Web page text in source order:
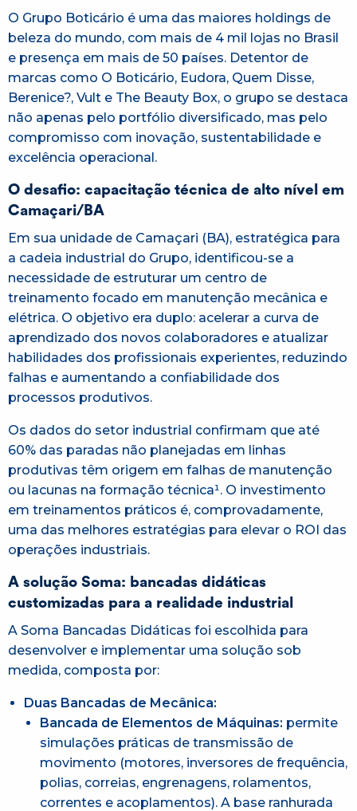
O Grupo Boticário é uma das maiores holdings de
beleza do mundo, com mais de 4 mil lojas no Brasil
e presença em mais de 50 países. Detentor de
marcas como O Boticário, Eudora, Quem Disse,
Berenice?, Vult e The Beauty Box, o grupo se destaca
não apenas pelo portfólio diversificado, mas pelo
compromisso com inovação, sustentabilidade e
excelência operacional.
O desafio: capacitação técnica de alto nível em
Camaçari/BA
Em sua unidade de Camaçari (BA), estratégica para
a cadeia industrial do Grupo, identificou-se a
necessidade de estruturar um centro de
treinamento focado em manutenção mecânica e
elétrica. O objetivo era duplo: acelerar a curva de
aprendizado dos novos colaboradores e atualizar
habilidades dos profissionais experientes, reduzindo
falhas e aumentando a confiabilidade dos
processos produtivos.
Os dados do setor industrial confirmam que até
60% das paradas não planejadas em linhas
produtivas têm origem em falhas de manutenção
ou lacunas na formação técnica¹. O investimento
em treinamentos práticos é, comprovadamente,
uma das melhores estratégias para elevar o ROI das
operações industriais.
A solução Soma: bancadas didáticas
customizadas para a realidade industrial
A Soma Bancadas Didáticas foi escolhida para
desenvolver e implementar uma solução sob
medida, composta por:
Duas Bancadas de Mecânica:
Bancada de Elementos de Máquinas: permite
simulações práticas de transmissão de
movimento (motores, inversores de frequência,
polias, correias, engrenagens, rolamentos,
correntes e acoplamentos). A base ranhurada